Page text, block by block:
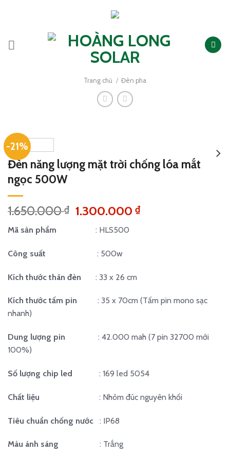
Trang chủ / Đèn pha
-21%
Đèn năng lượng mặt trời chống lóa mắt
ngọc 500W
1.650.000₫ Giá
1.650.000 ₫.
1.300.000₫Giá
Mã sản phẩm : HLS500
Công suất : 500w
Kích thước thân đèn : 33 x 26 cm
Kích thước tấm pin : 35 x 70cm (Tấm pin mono sạc
nhanh)
Dung lượng pin : 42.000 mah (7 pin 32700 mới
100%)
Số lượng chip led : 169 led 5054
Chất liệu : Nhôm đúc nguyên khối
Tiêu chuẩn chống nước : IP68
Màu ánh sáng : Trắng